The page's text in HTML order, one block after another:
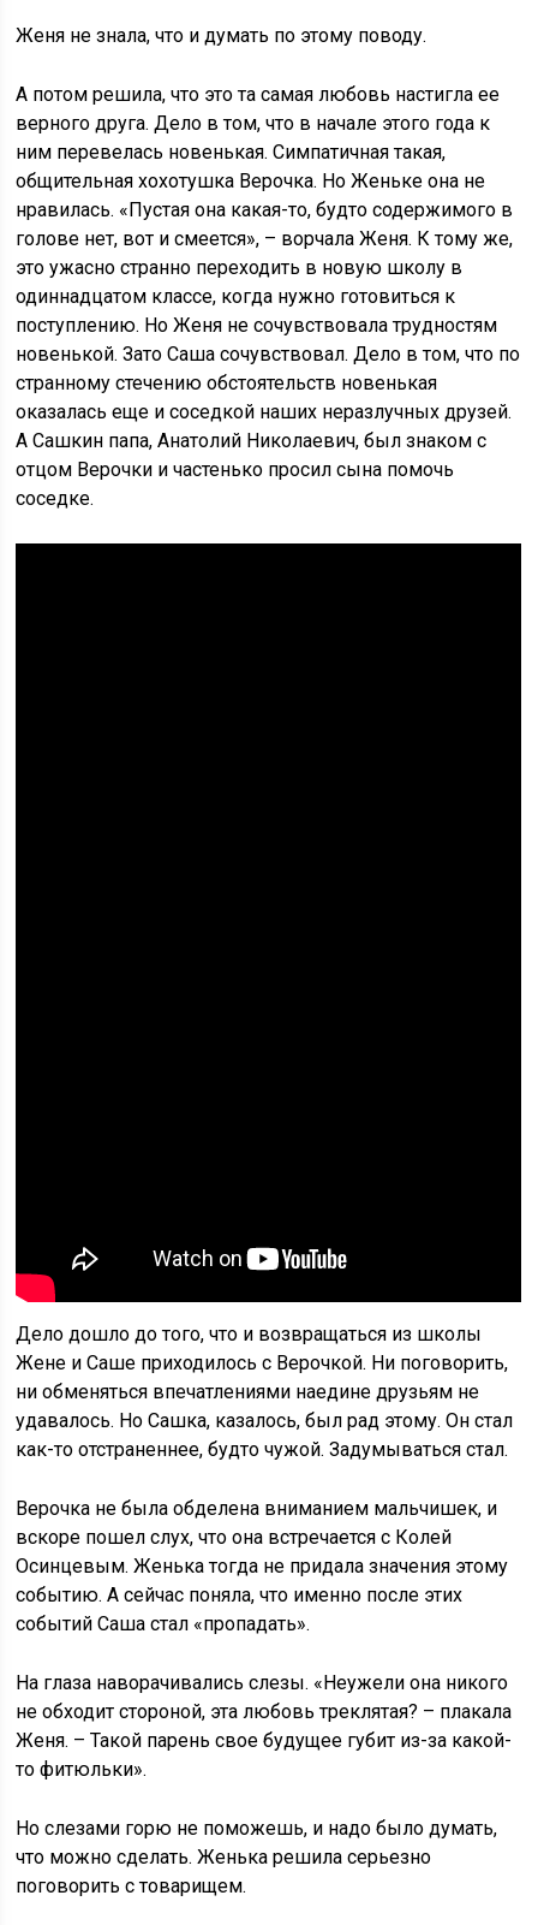
Женя не знала, что и думать по этому поводу.
А потом решила, что это та самая любовь настигла ее
верного друга. Дело в том, что в начале этого года к
ним перевелась новенькая. Симпатичная такая,
общительная хохотушка Верочка. Но Женьке она не
нравилась. «Пустая она какая-то, будто содержимого в
голове нет, вот и смеется», – ворчала Женя. К тому же,
это ужасно странно переходить в новую школу в
одиннадцатом классе, когда нужно готовиться к
поступлению. Но Женя не сочувствовала трудностям
новенькой. Зато Саша сочувствовал. Дело в том, что по
странному стечению обстоятельств новенькая
оказалась еще и соседкой наших неразлучных друзей.
А Сашкин папа, Анатолий Николаевич, был знаком с
отцом Верочки и частенько просил сына помочь
соседке.
Дело дошло до того, что и возвращаться из школы
Жене и Саше приходилось с Верочкой. Ни поговорить,
ни обменяться впечатлениями наедине друзьям не
удавалось. Но Сашка, казалось, был рад этому. Он стал
как-то отстраненнее, будто чужой. Задумываться стал.
Верочка не была обделена вниманием мальчишек, и
вскоре пошел слух, что она встречается с Колей
Осинцевым. Женька тогда не придала значения этому
событию. А сейчас поняла, что именно после этих
событий Саша стал «пропадать».
На глаза наворачивались слезы. «Неужели она никого
не обходит стороной, эта любовь треклятая? – плакала
Женя. – Такой парень свое будущее губит из-за какой-
то фитюльки».
Но слезами горю не поможешь, и надо было думать,
что можно сделать. Женька решила серьезно
поговорить с товарищем.